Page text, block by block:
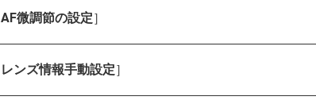
AF微調節の設定］
レンズ情報手動設定］